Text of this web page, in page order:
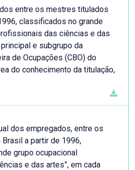
entre os mestres titulados
classificados no grande
das ciências e das
e subgrupo da
de Ocupações (CBO) do
do conhecimento da titulação,
dos empregados, entre os
a partir de 1996,
grupo ocupacional
e das artes”, em cada